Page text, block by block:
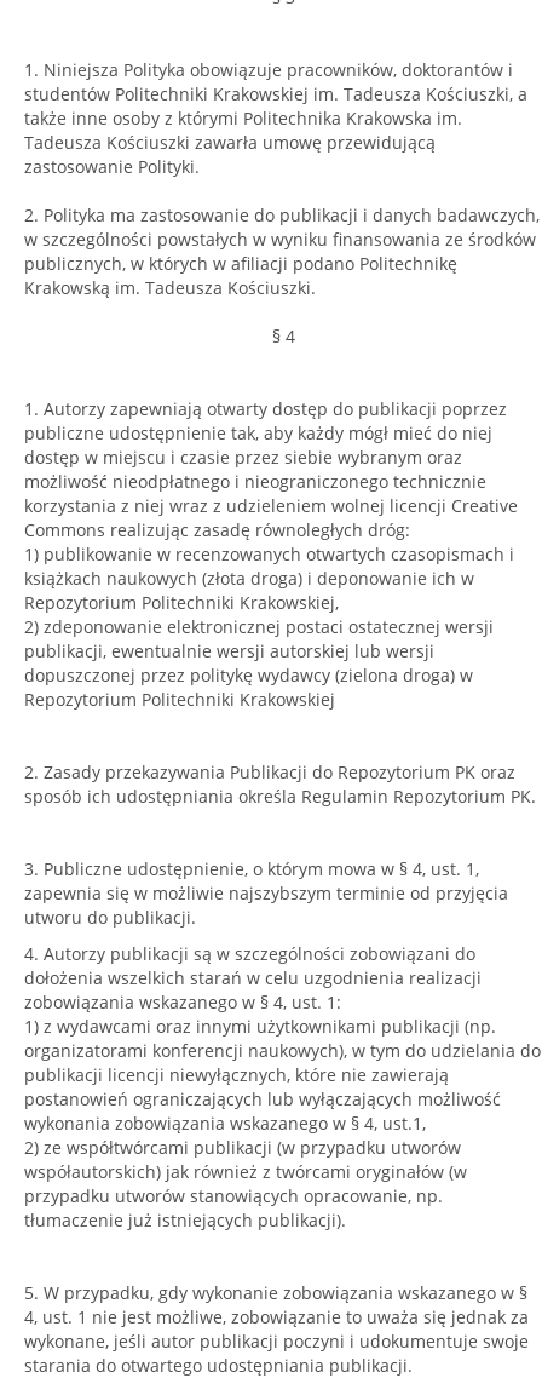
1. Niniejsza Polityka obowiązuje pracowników, doktorantów i
studentów Politechniki Krakowskiej im. Tadeusza Kościuszki, a
także inne osoby z którymi Politechnika Krakowska im.
Tadeusza Kościuszki zawarła umowę przewidującą
zastosowanie Polityki.
2. Polityka ma zastosowanie do publikacji i danych badawczych,
w szczególności powstałych w wyniku finansowania ze środków
publicznych, w których w afiliacji podano Politechnikę
Krakowską im. Tadeusza Kościuszki.
§ 4
1. Autorzy zapewniają otwarty dostęp do publikacji poprzez
publiczne udostępnienie tak, aby każdy mógł mieć do niej
dostęp w miejscu i czasie przez siebie wybranym oraz
możliwość nieodpłatnego i nieograniczonego technicznie
korzystania z niej wraz z udzieleniem wolnej licencji Creative
Commons realizując zasadę równoległych dróg:
1) publikowanie w recenzowanych otwartych czasopismach i
książkach naukowych (złota droga) i deponowanie ich w
Repozytorium Politechniki Krakowskiej,
2) zdeponowanie elektronicznej postaci ostatecznej wersji
publikacji, ewentualnie wersji autorskiej lub wersji
dopuszczonej przez politykę wydawcy (zielona droga) w
Repozytorium Politechniki Krakowskiej
2. Zasady przekazywania Publikacji do Repozytorium PK oraz
sposób ich udostępniania określa Regulamin Repozytorium PK.
3. Publiczne udostępnienie, o którym mowa w § 4, ust. 1,
zapewnia się w możliwie najszybszym terminie od przyjęcia
utworu do publikacji.
4. Autorzy publikacji są w szczególności zobowiązani do
dołożenia wszelkich starań w celu uzgodnienia realizacji
zobowiązania wskazanego w § 4, ust. 1:
1) z wydawcami oraz innymi użytkownikami publikacji (np.
organizatorami konferencji naukowych), w tym do udzielania do
publikacji licencji niewyłącznych, które nie zawierają
postanowień ograniczających lub wyłączających możliwość
wykonania zobowiązania wskazanego w § 4, ust.1,
2) ze współtwórcami publikacji (w przypadku utworów
współautorskich) jak również z twórcami oryginałów (w
przypadku utworów stanowiących opracowanie, np.
tłumaczenie już istniejących publikacji).
5. W przypadku, gdy wykonanie zobowiązania wskazanego w §
4, ust. 1 nie jest możliwe, zobowiązanie to uważa się jednak za
wykonane, jeśli autor publikacji poczyni i udokumentuje swoje
starania do otwartego udostępniania publikacji.